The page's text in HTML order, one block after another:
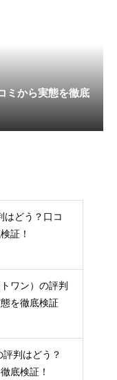
ミから実態を徹底
はどう？口コ
証！
ワン）の評判
を徹底検証
判はどう？
底検証！